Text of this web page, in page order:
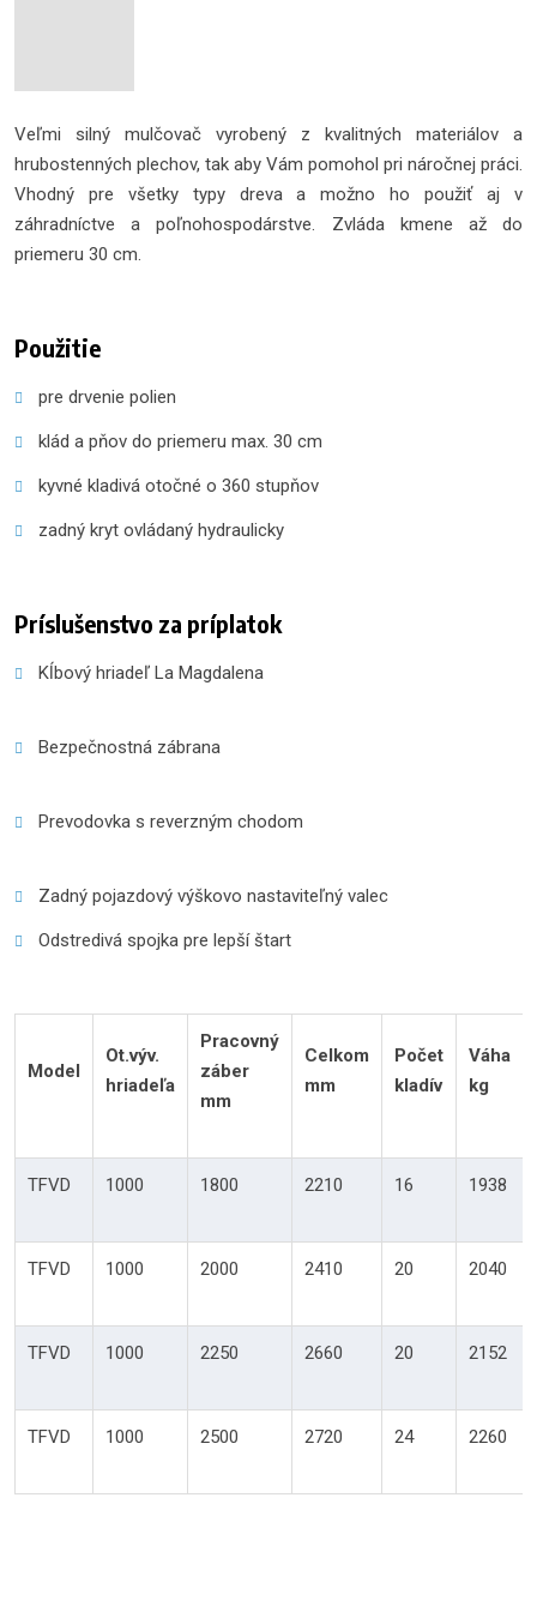
Veľmi silný mulčovač vyrobený z kvalitných materiálov a
hrubostenných plechov, tak aby Vám pomohol pri náročnej práci.
Vhodný pre všetky typy dreva a možno ho použiť aj v
záhradníctve a poľnohospodárstve. Zvláda kmene až do
priemeru 30 cm.
Použitie
pre drvenie polien
klád a pňov do priemeru max. 30 cm
kyvné kladivá otočné o 360 stupňov
zadný kryt ovládaný hydraulicky
Príslušenstvo za príplatok
Kĺbový hriadeľ La Magdalena
Bezpečnostná zábrana
Prevodovka s reverzným chodom
Zadný pojazdový výškovo nastaviteľný valec
Odstredivá spojka pre lepší štart
Model
Ot.výv.
hriadeľa
Pracovný
záber
mm
Celkom
mm
Počet
kladív
Váha
kg
TFVD 1000 1800 2210 16 1938
TFVD 1000 2000 2410 20 2040
TFVD 1000 2250 2660 20 2152
TFVD 1000 2500 2720 24 2260